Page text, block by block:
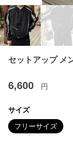
セットアップ メ
6,600 円
サイズ
フリーサイズ